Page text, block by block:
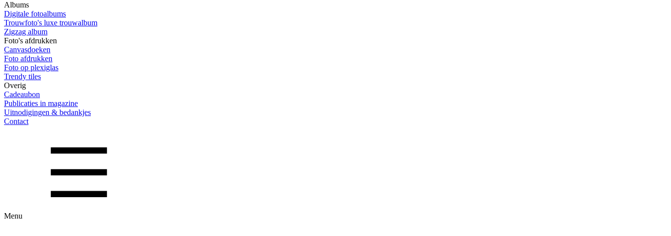
Albums
Digitale fotoalbums
Trouwfoto's luxe trouwalbum
Zigzag album
Foto's afdrukken
Canvasdoeken
Foto afdrukken
Foto op plexiglas
Trendy tiles
Overig
Cadeaubon
Publicaties in magazine
Uitnodigingen & bedankjes
Contact
Menu